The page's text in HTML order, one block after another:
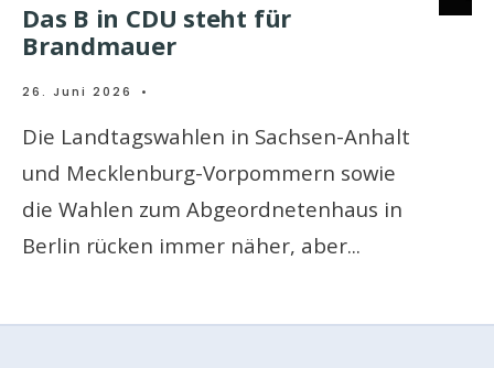
Das B in CDU steht für
Brandmauer
26. Juni 2026 •
Die Landtagswahlen in Sachsen-Anhalt
und Mecklenburg-Vorpommern sowie
die Wahlen zum Abgeordnetenhaus in
Berlin rücken immer näher, aber...